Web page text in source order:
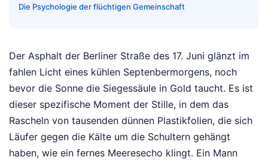
Die Psychologie der flüchtigen Gemeinschaft
Der Asphalt der Berliner Straße des 17. Juni glänzt im
fahlen Licht eines kühlen Septenbermorgens, noch
bevor die Sonne die Siegessäule in Gold taucht. Es ist
dieser spezifische Moment der Stille, in dem das
Rascheln von tausenden dünnen Plastikfolien, die sich
Läufer gegen die Kälte um die Schultern gehängt
haben, wie ein fernes Meeresecho klingt. Ein Mann